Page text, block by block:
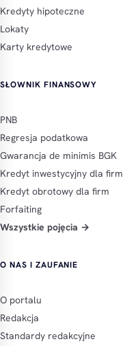
Kredyty hipoteczne
Lokaty
Karty kredytowe
SŁOWNIK FINANSOWY
PNB
Regresja podatkowa
Gwarancja de minimis BGK
Kredyt inwestycyjny dla firm
Kredyt obrotowy dla firm
Forfaiting
Wszystkie pojęcia →
O NAS I ZAUFANIE
O portalu
Redakcja
Standardy redakcyjne